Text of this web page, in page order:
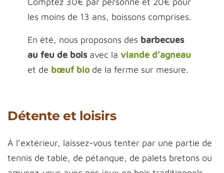
les moins de 13 ans, boissons comprises.
En été, nous proposons des barbecues
au feu de boisavec la viande d’agneau
et de bœuf biode la ferme sur mesure.
Détente et loisirs
À l’extérieur, laissez-vous tenter par une partie de
tennis de table, de pétanque, de palets bretons ou